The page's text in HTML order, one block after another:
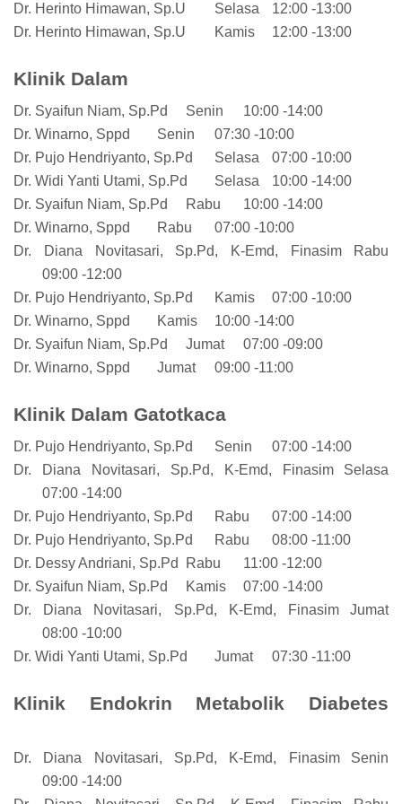
Dr. Herinto Himawan, Sp.U Selasa
12:00 -13:00
Dr. Herinto Himawan, Sp.U
Kamis 12:00 -13:00
Klinik Dalam
Dr. Syaifun Niam, Sp.Pd Senin
10:00 -14:00
Dr. Winarno, Sppd
Senin
07:30 -10:00
Dr. Pujo Hendriyanto, Sp.Pd
Selasa
07:00 -10:00
Dr. Widi Yanti Utami, Sp.Pd
Selasa
10:00 -14:00
Dr. Syaifun Niam, Sp.Pd
Rabu
10:00 -14:00
Dr. Winarno, Sppd
Rabu
07:00 -10:00
Dr. Diana Novitasari, Sp.Pd, K-Emd, Finasim
Rabu
09:00 -12:00
Dr. Pujo Hendriyanto, Sp.Pd
Kamis
07:00 -10:00
Dr. Winarno, Sppd
Kamis
10:00 -14:00
Dr. Syaifun Niam, Sp.Pd
Jumat
07:00 -09:00
Dr. Winarno, Sppd
Jumat 09:00 -11:00
Klinik Dalam Gatotkaca
Dr. Pujo Hendriyanto, Sp.Pd Senin
07:00 -14:00
Dr. Diana Novitasari, Sp.Pd, K-Emd, Finasim
Selasa
07:00 -14:00
Dr. Pujo Hendriyanto, Sp.Pd
Rabu
07:00 -14:00
Dr. Pujo Hendriyanto, Sp.Pd
Rabu
08:00 -11:00
Dr. Dessy Andriani, Sp.Pd
Rabu
11:00 -12:00
Dr. Syaifun Niam, Sp.Pd
Kamis
07:00 -14:00
Dr. Diana Novitasari, Sp.Pd, K-Emd, Finasim
Jumat
08:00 -10:00
Dr. Widi Yanti Utami, Sp.Pd
Jumat 07:30 -11:00
Klinik Endokrin Metabolik Diabetes
Dr. Diana Novitasari, Sp.Pd, K-Emd, Finasim
Senin
09:00 -14:00